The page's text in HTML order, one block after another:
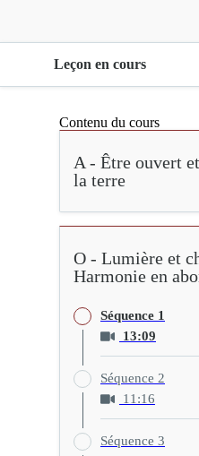
Leçon en cours
Contenu du cours
A - Être ouvert
la terre
O - Lumière et
Harmonie en
Séquence 1
13:09
Séquence 2
11:16
Séquence 3